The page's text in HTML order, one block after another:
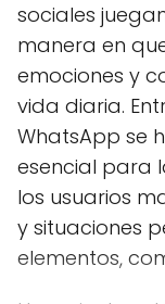
sociales
manera en
emociones y
vida diaria.
WhatsApp se
esencial para
los usuarios
y situaciones
elementos,